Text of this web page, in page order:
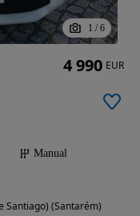
1 / 6
Manual
Santiago) (Santarém)
4 990 EUR